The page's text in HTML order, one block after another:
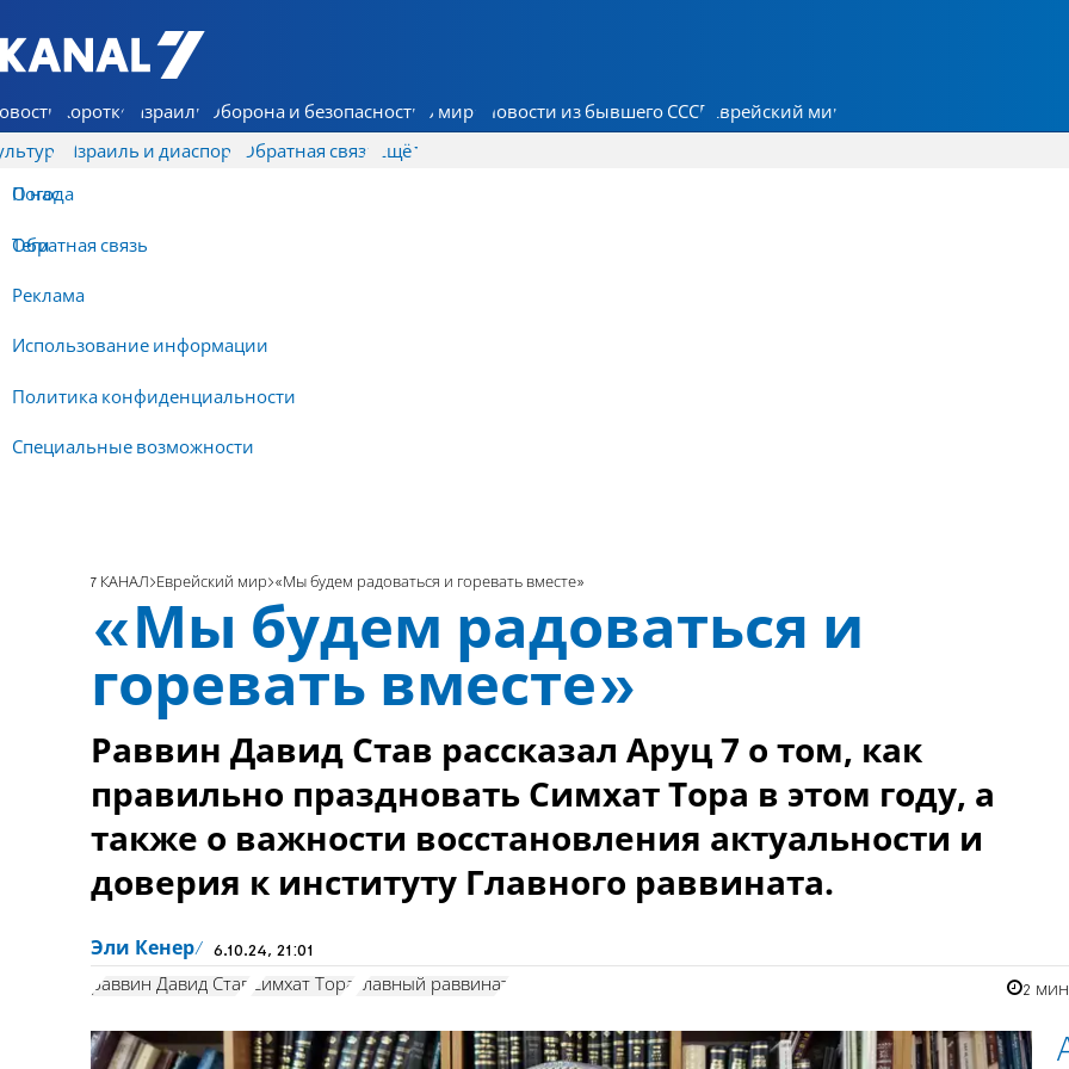
7 КАНАЛ - Аруц Шева
Коротко Израиль Оборона и безопасность В мире Новости из бывшего СССР Еврейский мир
Израиль и диаспора Обратная связь
О нас
Обратная связь
Реклама
Использование информации
Политика конфиденциальности
Специальные возможности
Ещё
Погода
Теги
7 КАНАЛ Еврейский мир «Мы будем радоваться и горевать вместе»
«Мы будем радоваться и
горевать вместе»
Раввин Давид Став рассказал Аруц 7 о том, как
правильно праздновать Симхат Тора в этом году, а
также о важности восстановления актуальности и
доверия к институту Главного раввината.
Эли Кенер 6.10.24, 21:01
раввин Давид Став Симхат Тора главный раввинат 2